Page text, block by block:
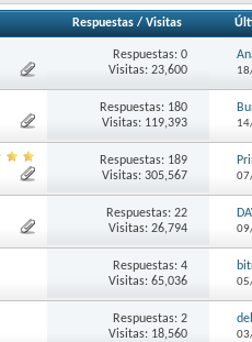
Respuestas /Visitas
Respuestas: 0
Visitas: 23,600
Respuestas: 180
Visitas: 119,393
Respuestas: 189
Visitas: 305,567
Respuestas: 22
Visitas: 26,794
Respuestas: 4
Visitas: 65,036
Respuestas: 2
Visitas: 18,560